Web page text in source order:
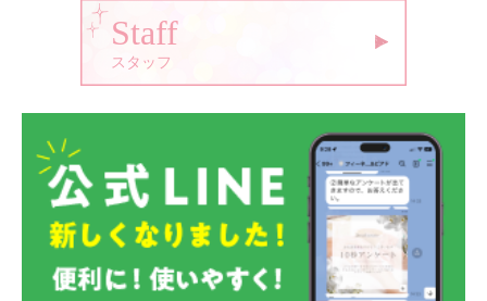
Staff
スタッフ